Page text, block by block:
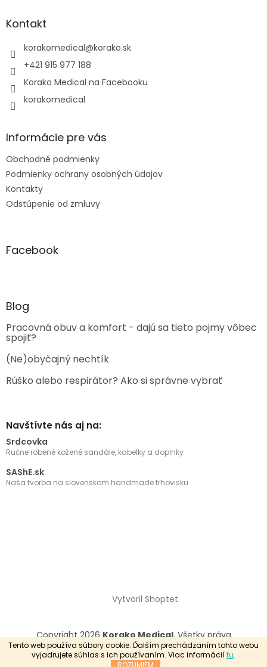
Tento web používa súbory cookie. Ďalším prechádzaním tohto webu
vyjadrujete súhlas s ich používaním. Viac informáciítu.
äKontakt
korakomedical@korako.sk
+421 915 977 188
Korako Medical na Facebooku
korakomedical
Informácie pre vás
Obchodné podmienky
Podmienky ochrany osobných údajov
Kontakty
Odstúpenie od zmluvy
Facebook
Blog
Pracovná obuv a komfort - dajú sa tieto pojmy vôbec
spojiť?
(Ne)obyčajný nechtík
Rúško alebo respirátor? Ako si správne vybrať
Navštívte nás aj na:
Srdcovka
Ručne robené kožené sandále, kabelky a doplnky
SAShE.sk
Naša tvorba na slovenskom handmade trhovisku
Vytvoril Shoptet
Copyright 2026Korako Medical. Všetky práva
vyhradené.